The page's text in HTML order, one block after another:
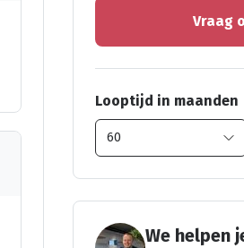
Vraag
Looptijd in maanden
We helpen